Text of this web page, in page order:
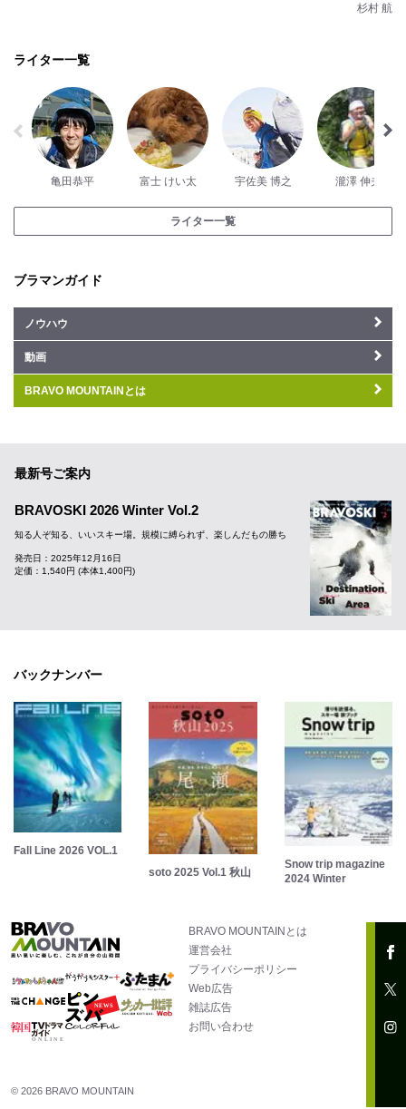
杉村 航
ライター一覧
亀田恭平 富士 けい太 宇佐美 博之 瀧澤 伸夫
ライター一覧
ブラマンガイド
ノウハウ
動画
BRAVO MOUNTAINとは
最新号ご案内
BRAVOSKI 2026 Winter Vol.2
知る人ぞ知る、いいスキー場。規模に縛られず、楽しんだもの勝ち
発売日：2025年12月16日
定価：1,540円 (本体1,400円)
バックナンバー
Fall Line 2026 VOL.1
soto 2025 Vol.1 秋山
Snow trip magazine
2024 Winter
BRAVO MOUNTAINとは
運営会社
プライバシーポリシー
Web広告
雑誌広告
お問い合わせ
© 2026 BRAVO MOUNTAIN